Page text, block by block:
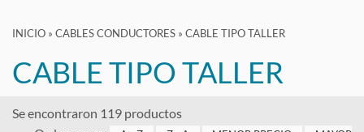
INICIO » CABLES CONDUCTORES » CABLE TIPO TALLER
CABLE TIPO TALLER
Se encontraron 119 productos